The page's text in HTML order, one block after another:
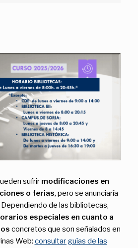
sufrir modificaciones en
o ferias, pero se anunciaría
de las bibliotecas,
especiales en cuanto a
concretos que son señalados en
Web: consultar guías de las